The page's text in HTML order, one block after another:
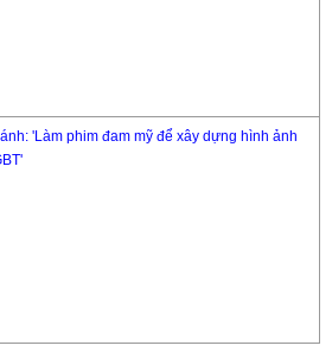
'Làm phim đam mỹ để xây dựng hình ảnh